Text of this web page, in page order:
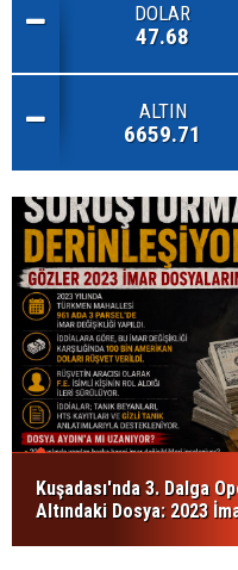
DOLAR
47.68
ALTIN
6659.71
Kuşadası'nda 3. Dalga
Altındaki Dosya: 2023